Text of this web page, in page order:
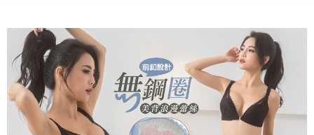
【注意事項】
1.本服務係由「台灣大哥大股份有限公司」（以下簡稱本公司）所提供，讓
用戶於交易時，得透過本服務購買商品或服務，並由商店將買賣／分期付款
買賣價金債權讓與本公司後，依約使用本公司帳單繳交帳款。
2.基於同意付款使用「大哥付你分期」之契約關係目的，商店將以您的個人
資料（包含姓名、電話或地址）提供予台灣大哥大進項蒐集、處理及利用，
由本公司與您本人進行分期帳單所需資料之確認、核對及更正。
3.完整用戶服務條款，請詳閱以下連結：https://oppay.tw/userRule
３．收到繳費通知簡訊後14天內，點擊此簡訊中的連結，可透過四大超商／
ATM／網路銀行／等多元方式進行付款，方視為交易完成。
※ 請注意：結帳手續完成當下不需立刻繳費，但若您需要取消訂單，請聯絡
購買商品的店家。未經商家同意取消之訂單仍視為有效，需透過AFTEE先享
後付繳納相關費用。
※ 交易是否成功請以「AFTEE先享後付 」之結帳頁面顯示為準，若有關於
是否繳費成功／繳費後需取消欲退款等相關疑問，請聯繫「AFTEE先享後付
客戶支援中心」https://netprotections.freshdesk.com/support/home
全家取貨付款
每筆NT$80，滿NT$499(含以上)免運費
付款後全家取貨
每筆NT$80，滿NT$499(含以上)免運費
萊爾富取貨付款